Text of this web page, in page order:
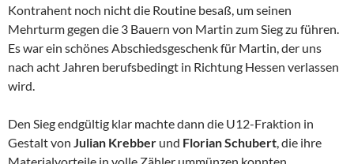
Kontrahent noch nicht die Routine besaß, um seinen
Mehrturm gegen die 3 Bauern von Martin zum Sieg zu führen.
Es war ein schönes Abschiedsgeschenk für Martin, der uns
nach acht Jahren berufsbedingt in Richtung Hessen verlassen
wird.
Den Sieg endgültig klar machte dann die U12-Fraktion in
Gestalt von Julian Krebber und Florian Schubert, die ihre